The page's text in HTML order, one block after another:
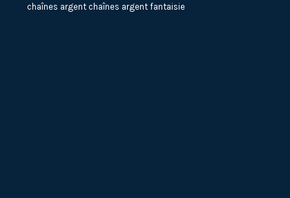
chaînes argent chaînes argent fantaisie